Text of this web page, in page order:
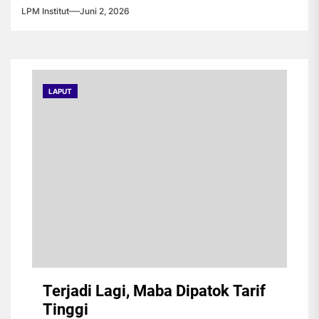
LPM Institut Juni 2, 2026
LAPUT
Terjadi Lagi, Maba Dipatok Tarif
Tinggi